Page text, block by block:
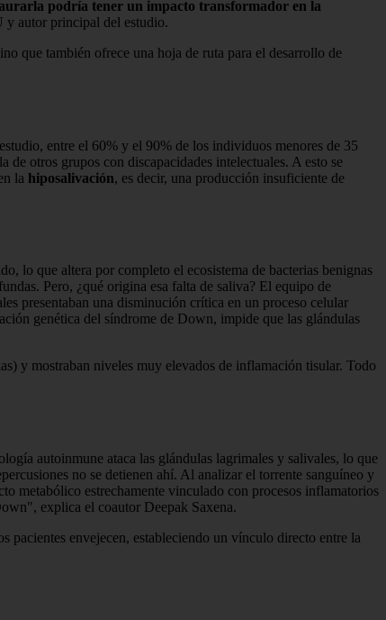
podría tener un impacto transformador en la
autor principal del estudio.
que también ofrece una hoja de ruta para el desarrollo de
entre el 60% y el 90% de los individuos menores de 35
otros grupos con discapacidades intelectuales. A esto se
la hiposalivación, es decir, una producción insuficiente de
lo que altera por completo el ecosistema de bacterias benignas
Pero, ¿qué origina esa falta de saliva? El equipo de
presentaban una disminución crítica en un proceso celular
genética del síndrome de Down, impide que las glándulas
y mostraban niveles muy elevados de inflamación tisular. Todo
autoinmune ataca las glándulas lagrimales y salivales, lo que
no se detienen ahí. Al analizar el torrente sanguíneo y
metabólico estrechamente vinculado con procesos inflamatorios
explica el coautor Deepak Saxena.
pacientes envejecen, estableciendo un vínculo directo entre la